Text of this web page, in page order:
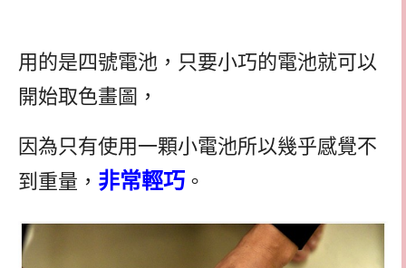
用的是四號電池，只要小巧的電池就可以
開始取色畫圖，
因為只有使用一顆小電池所以幾乎感覺不
到重量， 非常輕巧 。